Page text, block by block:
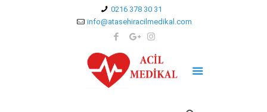
0216 378 30 31
info@atasehiracilmedikal.com